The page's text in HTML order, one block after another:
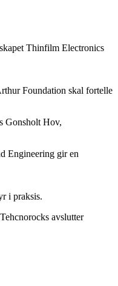
Thinfilm Electronics
Foundation skal fortelle
Gonsholt Hov,
Engineering gir en
i praksis.
avslutter